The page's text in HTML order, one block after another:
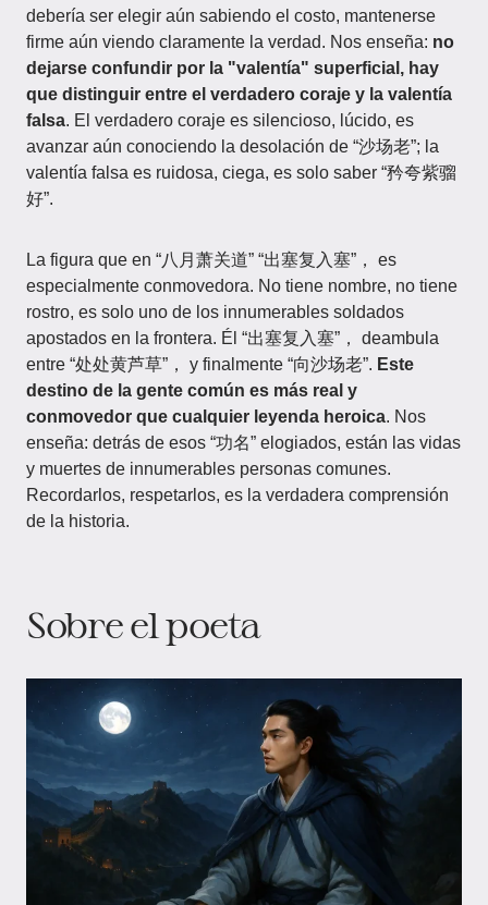
debería ser elegir aún sabiendo el costo, mantenerse
firme aún viendo claramente la verdad. Nos enseña: no
dejarse confundir por la "valentía" superficial, hay
que distinguir entre el verdadero coraje y la valentía
falsa. El verdadero coraje es silencioso, lúcido, es
avanzar aún conociendo la desolación de “沙场老”; la
valentía falsa es ruidosa, ciega, es solo saber “矜夸紫骝
好”.
La figura que en “八月萧关道” “出塞复入塞”， es
especialmente conmovedora. No tiene nombre, no tiene
rostro, es solo uno de los innumerables soldados
apostados en la frontera. Él “出塞复入塞”， deambula
entre “处处黄芦草”， y finalmente “向沙场老”. Este
destino de la gente común es más real y
conmovedor que cualquier leyenda heroica. Nos
enseña: detrás de esos “功名” elogiados, están las vidas
y muertes de innumerables personas comunes.
Recordarlos, respetarlos, es la verdadera comprensión
de la historia.
Sobre el poeta